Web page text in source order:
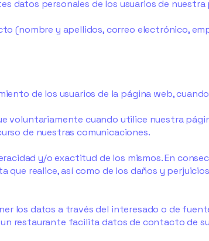
datos personales de los usuarios de nuestra
(nombre y apellidos, correo electrónico,
de los usuarios de la página web,
voluntariamente cuando utilice nuestra
de nuestras comunicaciones.
y/o exactitud de los mismos. En
realice, así como de los daños y
los datos a través del interesado o de
restaurante facilita datos de contacto de